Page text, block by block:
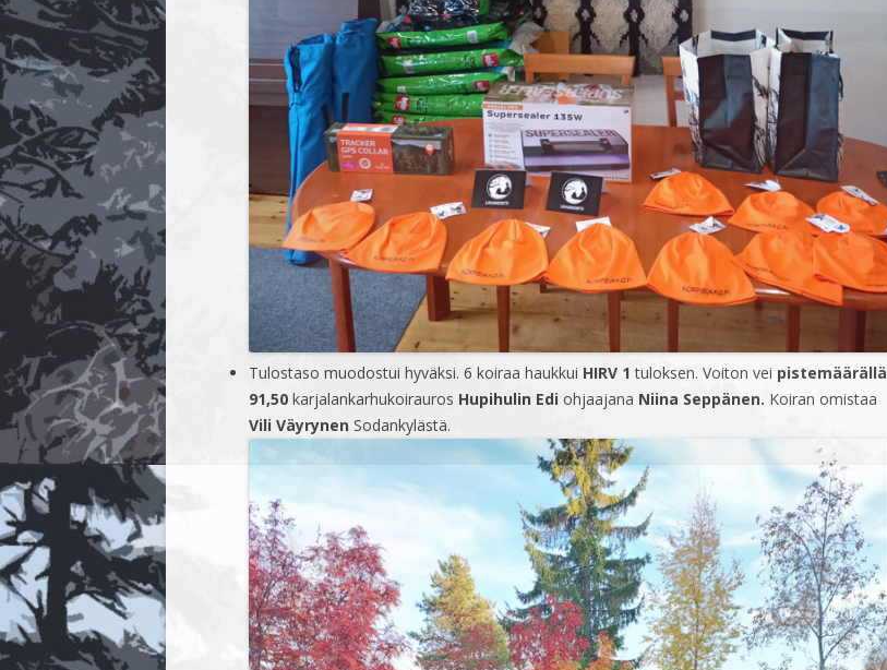
Tulostaso muodostui hyväksi. 6 koiraa haukkui HIRV 1 tuloksen. Voiton vei pistemäärällä
91,50 karjalankarhukoirauros Hupihulin Edi ohjaajana Niina Seppänen. Koiran omistaa
Vili Väyrynen Sodankylästä.